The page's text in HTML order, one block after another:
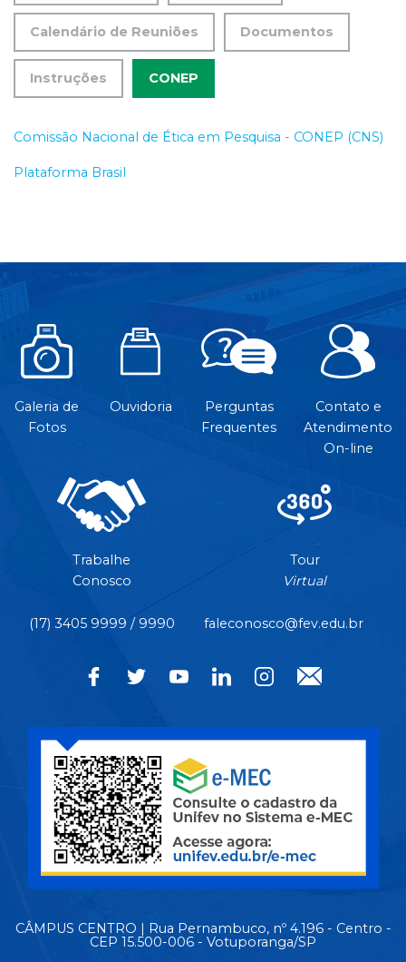
Calendário de Reuniões Documentos
Instruções CONEP
Comissão Nacional de Ética em Pesquisa - CONEP (CNS)
Plataforma Brasil
Galeria de
Fotos
Ouvidoria
Perguntas
Frequentes
Contato e
Atendimento
On-line
Trabalhe
Conosco
Tour
Virtual
(17) 3405 9999 / 9990 faleconosco@fev.edu.br
CÂMPUS CENTRO | Rua Pernambuco, nº 4.196 - Centro -
CEP 15.500-006 - Votuporanga/SP